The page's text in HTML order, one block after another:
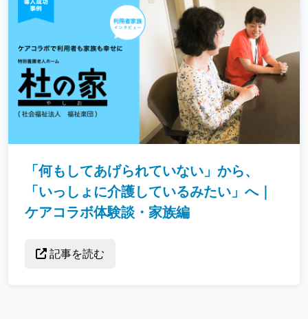
「何もしてあげられていない」から、
「いっしょに介護しているみたい」へ｜
ケアコラボ体験談・家族編
記事を読む